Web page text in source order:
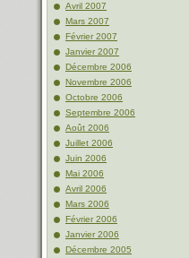
Avril 2007
Mars 2007
Février 2007
Janvier 2007
Décembre 2006
Novembre 2006
Octobre 2006
Septembre 2006
Août 2006
Juillet 2006
Juin 2006
Mai 2006
Avril 2006
Mars 2006
Février 2006
Janvier 2006
Décembre 2005